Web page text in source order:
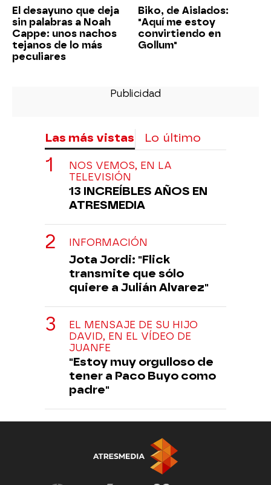
El desayuno que deja
sin palabras a Noah
Cappe: unos nachos
tejanos de lo más
peculiares
Biko, de Aislados:
"Aquí me estoy
convirtiendo en
Gollum"
Las más vistas Lo último
NOS VEMOS, EN LA
TELEVISIÓN
13 INCREÍBLES AÑOS EN
ATRESMEDIA
INFORMACIÓN
Jota Jordi: "Flick
transmite que sólo
quiere a Julián Alvarez"
EL MENSAJE DE SU HIJO
DAVID, EN EL VÍDEO DE
JUANFE
"Estoy muy orgulloso de
tener a Paco Buyo como
padre"